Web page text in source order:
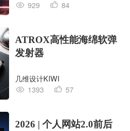
929
84
ATROX高性能海绵软弹
发射器
几维设计KIWI
1393
57
2026 | 个人网站2.0前后